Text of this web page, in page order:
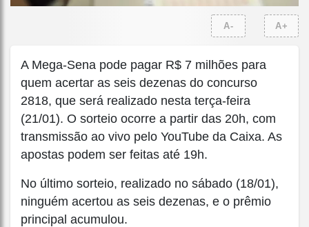
A- A+
A Mega-Sena pode pagar R$ 7 milhões para
quem acertar as seis dezenas do concurso
2818, que será realizado nesta terça-feira
(21/01). O sorteio ocorre a partir das 20h, com
transmissão ao vivo pelo YouTube da Caixa. As
apostas podem ser feitas até 19h.
No último sorteio, realizado no sábado (18/01),
ninguém acertou as seis dezenas, e o prêmio
principal acumulou.